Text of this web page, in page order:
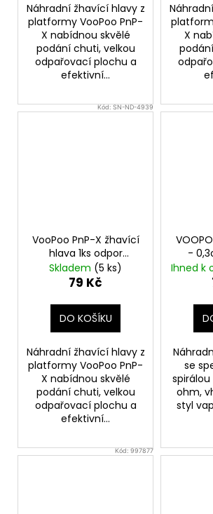
Náhradní žhavící hlavy z
platformy VooPoo PnP-
X nabídnou skvělé
podání chuti, velkou
odpařovací plochu a
efektivní...
X
Kód:SN-ND-4939
VooPoo PnP-X žhavící
hlava 1ks odpor
0,15ohm
Skladem (5 ks)
79 Kč
DO KOŠÍKU
Náhradní žhavící hlavy z
platformy VooPoo PnP-
X nabídnou skvělé
podání chuti, velkou
odpařovací plochu a
efektivní...
-
Ihned k
se
ohm,
styl
Kód:997877